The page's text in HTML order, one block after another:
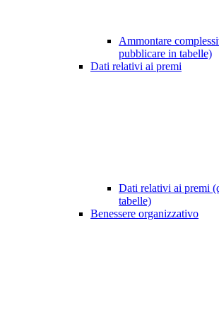
Ammontare
pubblicare in tabelle)
Dati relativi ai premi
Dati relativi ai premi
tabelle)
Benessere organizzativo